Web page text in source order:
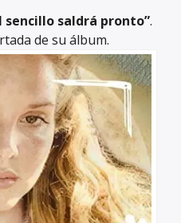
sencillo saldrá pronto”.
de su álbum.